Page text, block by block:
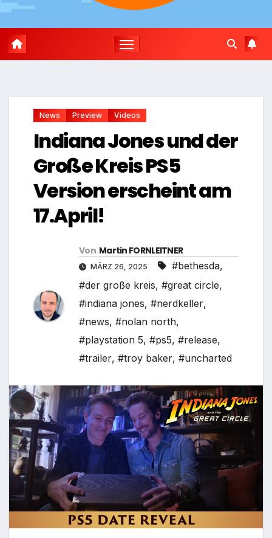
News Preview Videos
Indiana Jones und der
Große Kreis PS5
Version erscheint am
17.April!
Von Martin FORNLEITNER
MÄRZ 26, 2025 #bethesda,
#der große kreis, #great circle,
#indiana jones, #nerdkeller,
#news, #nolan north,
#playstation 5, #ps5, #release,
#trailer, #troy baker, #uncharted